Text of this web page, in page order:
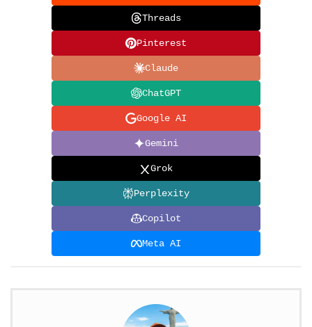
Threads
Pinterest
Claude
ChatGPT
Google AI
Gemini
Grok
Perplexity
Copilot
Meta AI